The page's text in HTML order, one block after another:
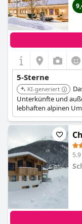
5-Sterne
KI-generiert
Unterkünfte und
lebhaften alpinen
einem Weltklasse-
ein entspannendes
Lage und
Top-Wahl.